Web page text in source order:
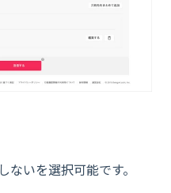
いを選択可能です。